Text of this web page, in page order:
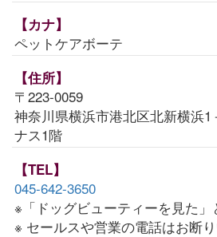
【カナ】
ペットケアボーテ
【住所】
〒223-0059
神奈川県横浜市港北区北新横浜1
ナス1階
【TEL】
045-642-3650
※「ドッグビューティーを見た」
※ セールスや営業の電話はお断り